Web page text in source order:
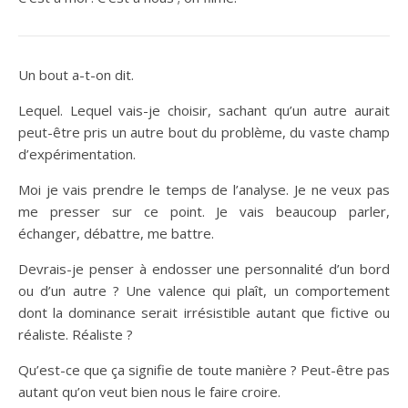
Un bout a-t-on dit.
Lequel. Lequel vais-je choisir, sachant qu’un autre aurait
peut-être pris un autre bout du problème, du vaste champ
d’expérimentation.
Moi je vais prendre le temps de l’analyse. Je ne veux pas
me presser sur ce point. Je vais beaucoup parler,
échanger, débattre, me battre.
Devrais-je penser à endosser une personnalité d’un bord
ou d’un autre ? Une valence qui plaît, un comportement
dont la dominance serait irrésistible autant que fictive ou
réaliste. Réaliste ?
Qu’est-ce que ça signifie de toute manière ? Peut-être pas
autant qu’on veut bien nous le faire croire.